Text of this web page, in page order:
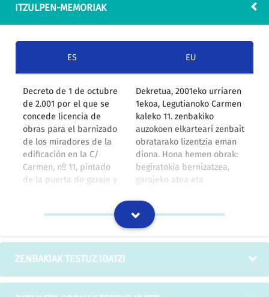
ITZULPEN-MEMORIAK
ES EU
Decreto de 1 de octubre
de 2.001 por el que se
concede licencia de
obras para el barnizado
de los miradores de la
edificación en la C/
Carmen, nº 11, pintado
de la puerta de garaje y
como la instalación de
elevadora para la
realización de dichos
de Vecinos de la C/
Carmen nº 11, de
Dekretua, 2001eko urriaren
1ekoa, Legutianoko Carmen
kaleko 11. zenbakiko
auzokoen elkarteari zenbait
obratarako lizentzia eman
diona. Hona hemen obrak:
begiratokia bernizatzea,
garajeko atea eta
atea margotzea eta lan
horiek guztiak egiteko
igoplataforma jartzea.
ZENBAKIAK TESTUZ IDATZI